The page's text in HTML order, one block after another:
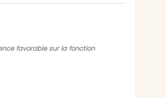
favorable sur la fonction